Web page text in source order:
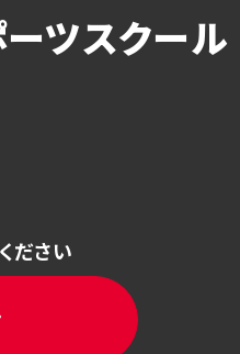
ーツスクール
ださい